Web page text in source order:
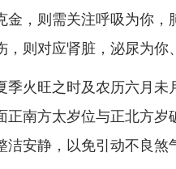
金，则需关注呼吸为你
，则对应肾脏，泌尿为你
季火旺之时及农历六月
正南方太岁位与正北方
洁安静，以免引动不良煞